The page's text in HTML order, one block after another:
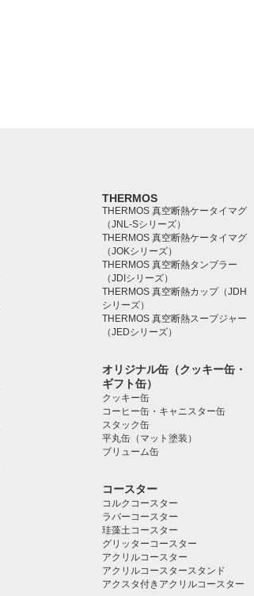
THERMOS
THERMOS 真空断熱ケータイマグ
（JNL-Sシリーズ）
THERMOS 真空断熱ケータイマグ
（JOKシリーズ）
THERMOS 真空断熱タンブラー
（JDIシリーズ）
THERMOS 真空断熱カップ（JDH
シリーズ）
THERMOS 真空断熱スープジャー
（JEDシリーズ）
オリジナル缶（クッキー缶・
ギフト缶）
クッキー缶
コーヒー缶・キャニスター缶
スタック缶
平丸缶（マット塗装）
ブリューム缶
コースター
コルクコースター
ラバーコースター
珪藻土コースター
グリッターコースター
アクリルコースター
アクリルコースタースタンド
アクスタ付きアクリルコースター